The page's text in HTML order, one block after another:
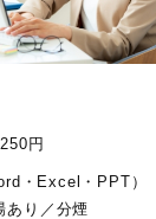
円
・Excel・PPT）
り／分煙